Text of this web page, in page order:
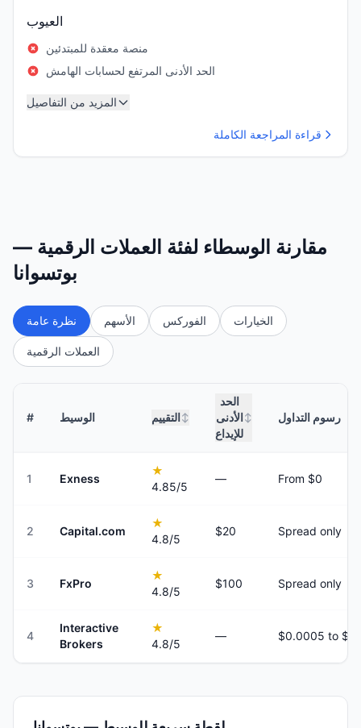
العيوب
منصة معقدة للمبتدئين
الحد الأدنى المرتفع لحسابات الهامش
المزيد من التفاصيل
قراءة المراجعة الكاملة
مقارنة الوسطاء لفئة العملات الرقمية —
بوتسوانا
نظرة عامة الأسهم الفوركس الخيارات
العملات الرقمية
# الوسيط التقييم ↕
الحد
الأدنى
للإيداع
↕ رسوم التداول
1 Exness
★
4.85/5
— From $0
2 Capital.com
★
4.8/5
$20 Spread only
3 FxPro
★
4.8/5
$100 Spread only
4
Interactive
Brokers
★
4.8/5
—